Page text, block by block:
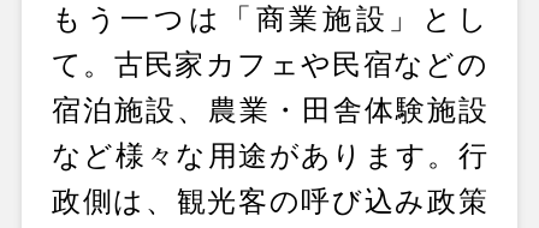
もう一つは「商業施設」とし
て。古民家カフェや民宿などの
宿泊施設、農業・田舎体験施設
など様々な用途があります。行
政側は、観光客の呼び込み政策